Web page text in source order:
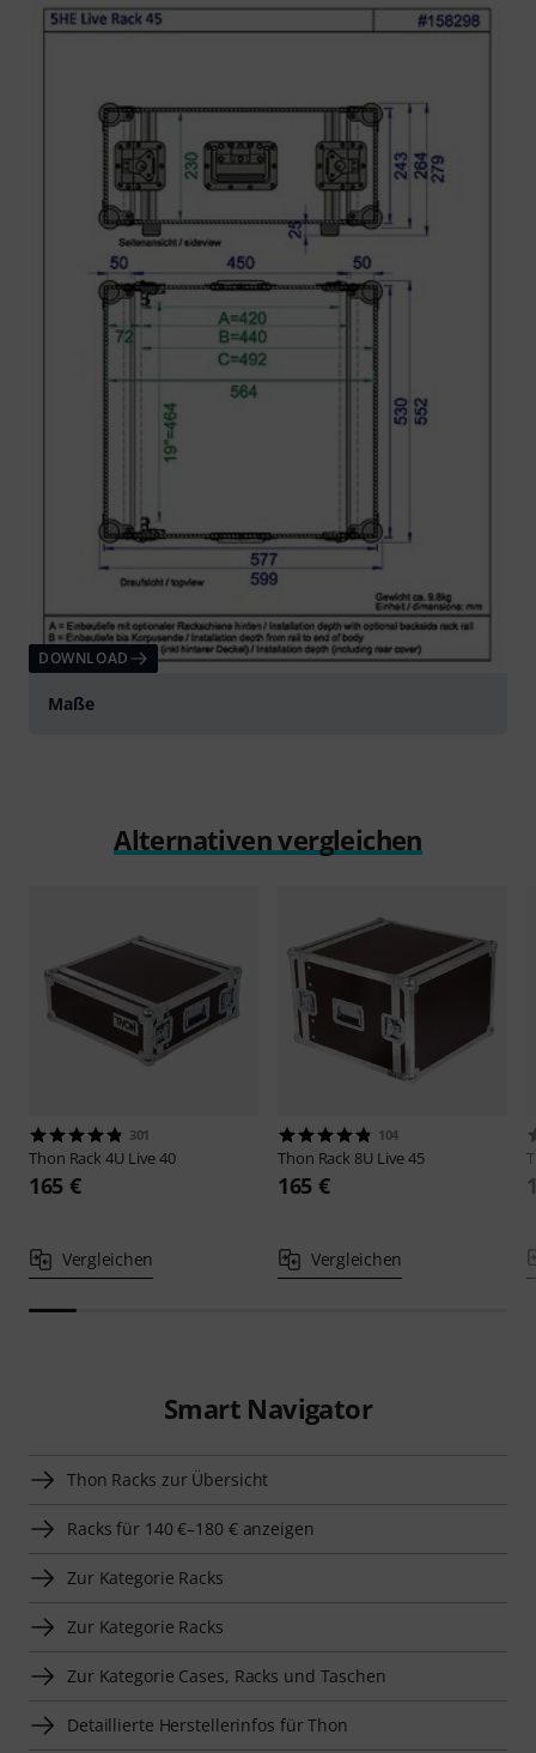
DOWNLOAD
Maße
Alternativen vergleichen
301
Thon Rack 4U Live 40
165 €
Vergleichen
104
Thon Rack 8U Live 45
165 €
Vergleichen
Smart Navigator
Thon Racks zur Übersicht
Racks für 140 €–180 € anzeigen
Zur Kategorie Racks
Zur Kategorie Racks
Zur Kategorie Cases, Racks und Taschen
Detaillierte Herstellerinfos für Thon